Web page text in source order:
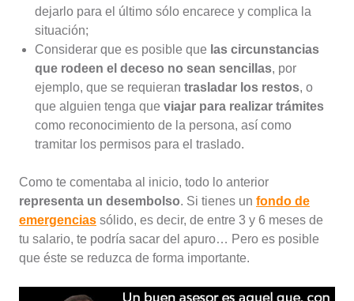
dejarlo para el último sólo encarece y complica la
situación;
Considerar que es posible que las circunstancias
que rodeen el deceso no sean sencillas, por
ejemplo, que se requieran trasladar los restos, o
que alguien tenga que viajar para realizar trámites
como reconocimiento de la persona, así como
tramitar los permisos para el traslado.
Como te comentaba al inicio, todo lo anterior
representa un desembolso. Si tienes un fondo de
emergencias sólido, es decir, de entre 3 y 6 meses de
tu salario, te podría sacar del apuro… Pero es posible
que éste se reduzca de forma importante.